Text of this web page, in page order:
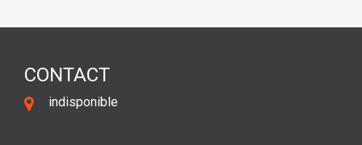
CONTACT
indisponible